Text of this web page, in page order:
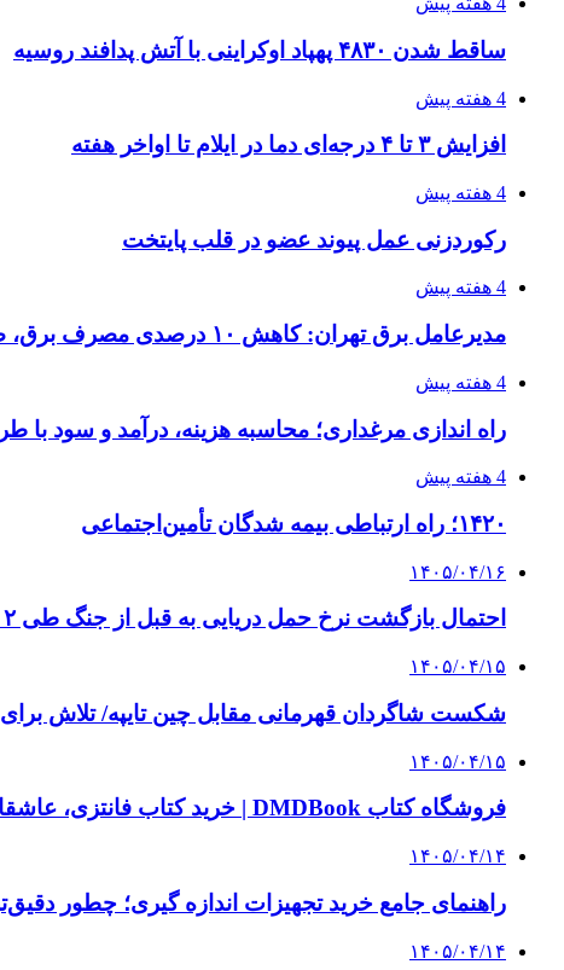
ساقط شدن ۴۸۳۰ پهپاد اوکراینی با آتش پدافند روسیه
4 هفته پیش
افزایش ۳ تا ۴ درجه‌ای دما در ایلام تا اواخر هفته
4 هفته پیش
رکوردزنی عمل پیوند عضو در قلب پایتخت
4 هفته پیش
مدیرعامل برق تهران: کاهش ۱۰ درصدی مصرف برق، ضامن پایداری شبکه است
4 هفته پیش
راه اندازی مرغداری؛ محاسبه هزینه، درآمد و سود با
4 هفته پیش
۱۴۲۰؛ راه ارتباطی بیمه شدگان تأمین‌اجتماعی
۱۴۰۵/۰۴/۱۶
احتمال بازگشت نرخ حمل دریایی به قبل از جنگ طی ۲ تا ۳ ماه آینده
۱۴۰۵/۰۴/۱۵
شکست شاگردان قهرمانی مقابل چین تایپه/ تلاش
۱۴۰۵/۰۴/۱۵
فروشگاه کتاب DMDBook | خرید کتاب فانتزی، عاشقانه، دارک رومنس و رمان بدون حذفیات
۱۴۰۵/۰۴/۱۴
راهنمای جامع خرید تجهیزات اندازه گیری؛ چطور
۱۴۰۵/۰۴/۱۴